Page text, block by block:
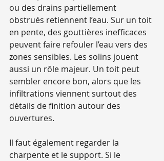
ou des drains partiellement
obstrués retiennent l’eau. Sur un toit
en pente, des gouttières inefficaces
peuvent faire refouler l’eau vers des
zones sensibles. Les solins jouent
aussi un rôle majeur. Un toit peut
sembler encore bon, alors que les
infiltrations viennent surtout des
détails de finition autour des
ouvertures.
Il faut également regarder la
charpente et le support. Si le